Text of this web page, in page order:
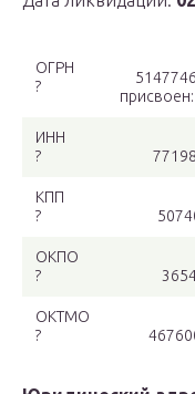
ОГРН
?
ИНН
?
КПП
?
ОКПО
?
ОКТМО
?